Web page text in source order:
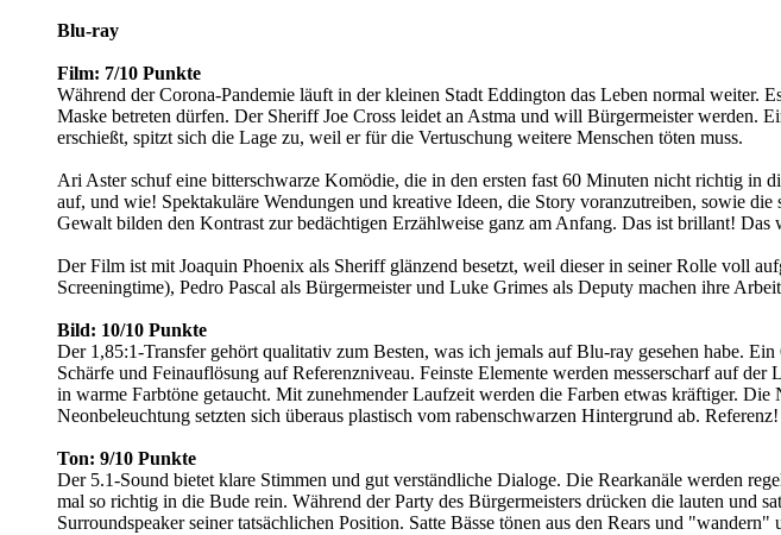
Blu-ray
Film: 7/10 Punkte
Während der Corona-Pandemie läuft in der kleinen Stadt Eddington das Leben normal weiter.
Maske betreten dürfen. Der Sheriff Joe Cross leidet an Astma und will Bürgermeister werden.
erschießt, spitzt sich die Lage zu, weil er für die Vertuschung weitere Menschen töten muss.
Ari Aster schuf eine bitterschwarze Komödie, die in den ersten fast 60 Minuten nicht richtig in
auf, und wie! Spektakuläre Wendungen und kreative Ideen, die Story voranzutreiben, sowie
Gewalt bilden den Kontrast zur bedächtigen Erzählweise ganz am Anfang. Das ist brillant! Das
Der Film ist mit Joaquin Phoenix als Sheriff glänzend besetzt, weil dieser in seiner Rolle voll
Screeningtime), Pedro Pascal als Bürgermeister und Luke Grimes als Deputy machen ihre
Bild: 10/10 Punkte
Der 1,85:1-Transfer gehört qualitativ zum Besten, was ich jemals auf Blu-ray gesehen habe.
Schärfe und Feinauflösung auf Referenzniveau. Feinste Elemente werden messerscharf auf
in warme Farbtöne getaucht. Mit zunehmender Laufzeit werden die Farben etwas kräftiger.
Neonbeleuchtung setzten sich überaus plastisch vom rabenschwarzen Hintergrund ab. Referenz!
Ton: 9/10 Punkte
Der 5.1-Sound bietet klare Stimmen und gut verständliche Dialoge. Die Rearkanäle werden
mal so richtig in die Bude rein. Während der Party des Bürgermeisters drücken die lauten und
Surroundspeaker seiner tatsächlichen Position. Satte Bässe tönen aus den Rears und